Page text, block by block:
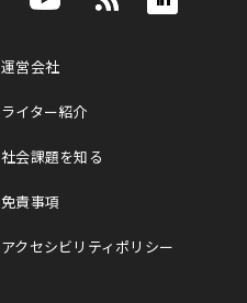
運営会社
ライター紹介
社会課題を知る
免責事項
アクセシビリティポリシー